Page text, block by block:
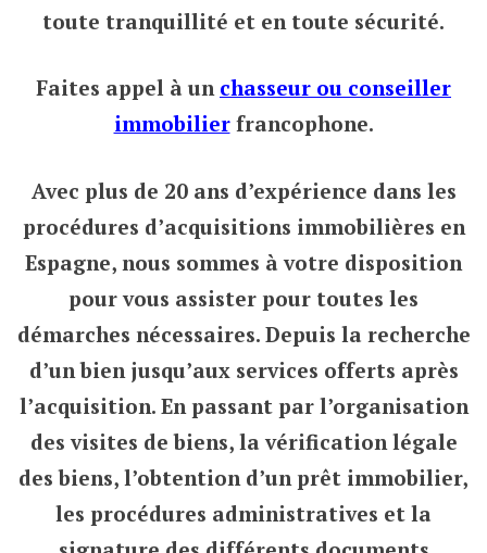
toute tranquillité et en toute sécurité.
Faites appel à un chasseur ou conseiller
immobilierfrancophone.
Avec plus de 20 ans d’expérience dans les
procédures d’acquisitions immobilières en
Espagne, nous sommes à votre disposition
pour vous assister pour toutes les
démarches nécessaires. Depuis la recherche
d’un bien jusqu’aux services offerts après
l’acquisition. En passant par l’organisation
des visites de biens, la vérification légale
des biens, l’obtention d’un prêt immobilier,
les procédures administratives et la